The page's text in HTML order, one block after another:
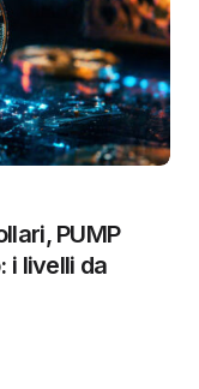
PUMP
i livelli da